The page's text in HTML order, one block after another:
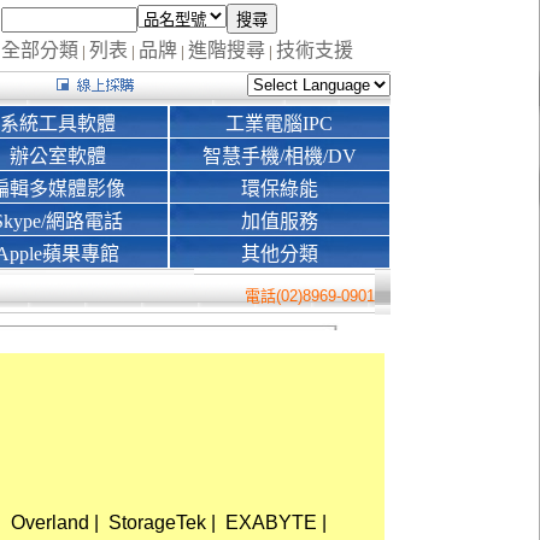
全部分類 | 列表 | 品牌| 進階搜尋| 技術支援
系統工具軟體
辦公室軟體
輯多媒體影像
網路電話
蘋果專館
工業電腦IPC
智慧手機/相機/DV
環保綠能
加值服務
其他分類
電話(02)8969-0901
Overland StorageTek EXABYTE